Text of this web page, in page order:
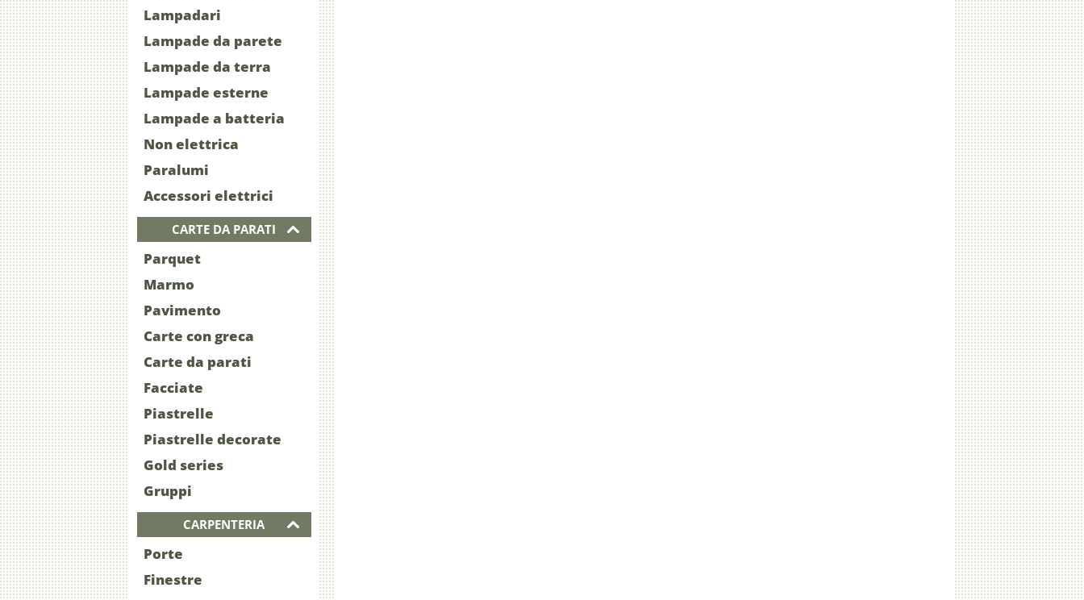
Lampadari
Lampade da parete
Lampade da terra
Lampade esterne
Lampade a batteria
Non elettrica
Paralumi
Accessori elettrici
CARTE DA PARATI
Parquet
Marmo
Pavimento
Carte con greca
Carte da parati
Facciate
Piastrelle
Piastrelle decorate
Gold series
Gruppi
CARPENTERIA
Porte
Finestre